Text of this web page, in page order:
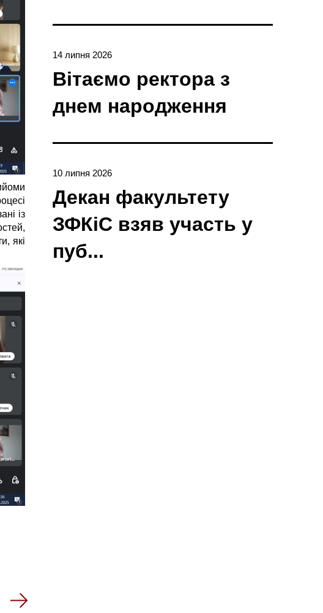
із
які
14 липня 2026
Вітаємо ректора з
днем народження
10 липня 2026
Декан факультету
ЗФКіС взяв участь у
пуб...